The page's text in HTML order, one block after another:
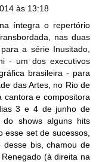
às 13:18
íntegra o repertório
nas duas
a série Inusitado,
- um dos executivos
brasileira - para
das Artes, no Rio de
cantora e compositora
3 e 4 de junho de
shows alguns hits
set de sucessos,
bis, chamou de
(à direita na